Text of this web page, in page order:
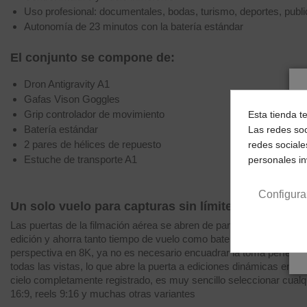
Uso profesional: documentales, bodas, turismo, deportes,
Autonomía de 23 minutos con la batería estándar
El conjunto se compone de:
Dron Antigravity A1
Gafas Vison Goggles
Grip controlador de movimiento
Batería estándar
2 pares de hélices de repuesto
Estuche de transporte A1
Un solo vuelo para capturas sin límite
Las puertas de la filmación aérea se abren de par en par gracias
edición y ahorra tanto tiempo de vuelo como batería en
perspectiva en 8K, ya no es necesario encuadrar la toma
todas las vistas, lo que abre la puerta a ediciones dinámicas en
cielo completamente registrado, es muy sencillo seleccionar
16:9, reels 9:16 y muchas otras variantes
Esta tienda
Las redes
redes
personales